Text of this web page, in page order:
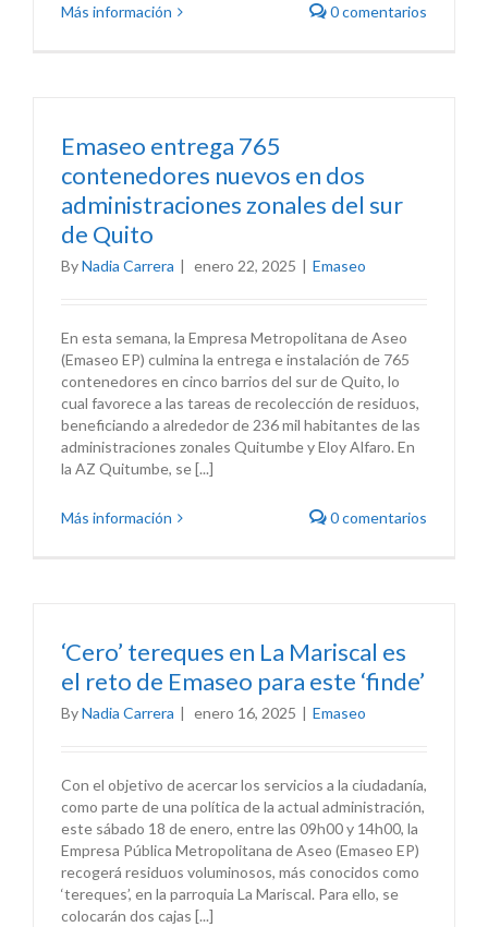
Más información 0 comentarios
Emaseo entrega 765
contenedores nuevos en dos
administraciones zonales del sur
de Quito
ByNadia Carrera | enero 22, 2025 | Emaseo
En esta semana, la Empresa Metropolitana de Aseo
(Emaseo EP) culmina la entrega e instalación de 765
contenedores en cinco barrios del sur de Quito, lo
cual favorece a las tareas de recolección de residuos,
beneficiando a alrededor de 236 mil habitantes de las
administraciones zonales Quitumbe y Eloy Alfaro. En
la AZ Quitumbe, se [...]
Más información 0 comentarios
‘Cero’ tereques en La Mariscal es
el reto de Emaseo para este ‘finde’
ByNadia Carrera | enero 16, 2025 | Emaseo
Con el objetivo de acercar los servicios a la ciudadanía,
como parte de una política de la actual administración,
este sábado 18 de enero, entre las 09h00 y 14h00, la
Empresa Pública Metropolitana de Aseo (Emaseo EP)
recogerá residuos voluminosos, más conocidos como
‘tereques’, en la parroquia La Mariscal. Para ello, se
colocarán dos cajas [...]